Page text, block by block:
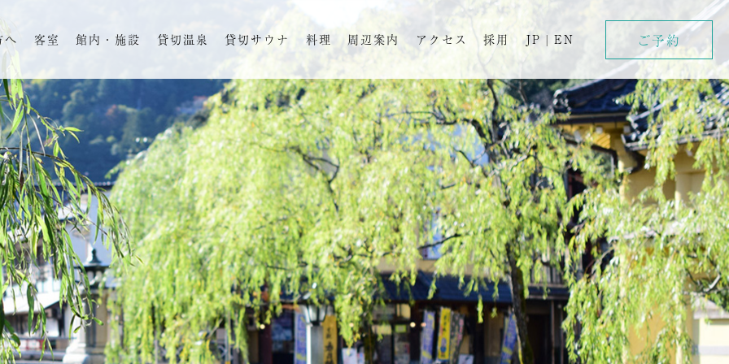
へ 客室 館内・施設 貸切温泉 貸切サウナ 料理 周辺案内 アクセス 採用 JP | EN ご予約